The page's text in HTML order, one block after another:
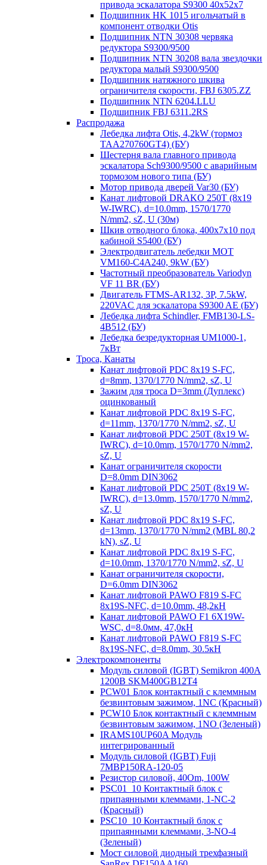
привода эскалатора S9300 40х52х7
Подшипник HK 1015 игольчатый в
компонент отводки Otis
Подшипник NTN 30308 червяка
редуктора S9300/9500
Подшипник NTN 30208 вала звездочки
редуктора малый S9300/9500
Подшипник натяжного шкива
ограничителя скорости, FBJ 6305.ZZ
Подшипник NTN 6204.LLU
Подшипник FBJ 6311.2RS
Распродажа
Лебедка лифта Otis, 4,2kW (тормоз
TAA270760GT4) (БУ)
Шестерня вала главного привода
эскалатора Sch9300/9500 с аварийным
тормозом нового типа (БУ)
Мотор привода дверей Var30 (БУ)
Канат лифтовой DRAKO 250T (8x19
W-IWRC), d=10.0mm, 1570/1770
N/mm2, sZ, U (30м)
Шкив отводного блока, 400х7х10 под
кабиной S5400 (БУ)
Электродвигатель лебедки MOT
VM160-C4A240, 9kW (БУ)
Частотный преобразователь Variodyn
VF 11 BR (БУ)
Двигатель FTMS-AR132, 3P, 7.5kW,
220VAC для эскалатора S9300 AE (БУ)
Лебедка лифта Schindler, FMB130-LS-
4B512 (БУ)
Лебедка безредукторная UM1000-1,
7кВт
Троса, Канаты
Канат лифтовой PDC 8x19 S-FC,
d=8mm, 1370/1770 N/mm2, sZ, U
Зажим для троса D=3mm (Дуплекс)
оцинкованый
Канат лифтовой PDC 8x19 S-FC,
d=11mm, 1370/1770 N/mm2, sZ, U
Канат лифтовой PDC 250T (8x19 W-
IWRC), d=10.0mm, 1570/1770 N/mm2,
sZ, U
Канат ограничителя скорости
D=8.0mm DIN3062
Канат лифтовой PDC 250T (8x19 W-
IWRC), d=13.0mm, 1570/1770 N/mm2,
sZ, U
Канат лифтовой PDC 8х19 S-FC,
d=13mm, 1370/1770 N/mm2 (MBL 80,2
kN), sZ, U
Канат лифтовой PDC 8x19 S-FC,
d=10.0mm, 1370/1770 N/mm2, sZ, U
Канат ограничителя скорости,
D=6.0mm DIN3062
Канат лифтовой PAWO F819 S-FC
8х19S-NFC, d=10.0mm, 48,2кН
Канат лифтовой PAWO F1 6X19W-
WSC, d=8.0мм, 47,0кН
Канат лифтовой PAWO F819 S-FC
8х19S-NFC, d=8.0mm, 30.5кН
Электрокомпоненты
Модуль силовой (IGBT) Semikron 400А
1200В SKM400GB12T4
PCW01 Блок контактный с клеммным
безвинтовым зажимом, 1NC (Красный)
PCW10 Блок контактный с клеммным
безвинтовым зажимом, 1NO (Зеленый)
IRAMS10UP60A Модуль
интегрированный
Модуль силовой (IGBT) Fuji
7MBP150RA-120-05
Резистор силовой, 40Om, 100W
PSC01_10 Контактный блок с
припаянными клеммами, 1-NC-2
(Красный)
PSC10_10 Контактный блок с
припаянными клеммами, 3-NO-4
(Зеленый)
Мост силовой диодный трехфазный